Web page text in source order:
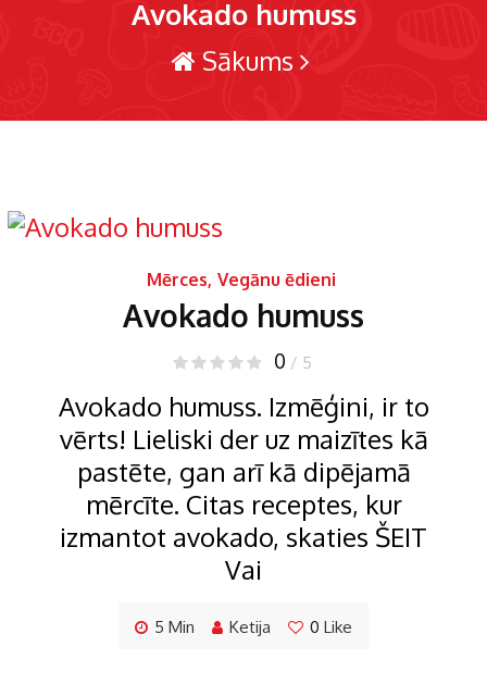
Avokado humuss
Sākums
Mērces, Vegānu ēdieni
Avokado humuss
0 / 5
Avokado humuss. Izmēģini, ir to
vērts! Lieliski der uz maizītes kā
pastēte, gan arī kā dipējamā
mērcīte. Citas receptes, kur
izmantot avokado, skaties ŠEIT
Vai
5 Min Ketija 0 Like